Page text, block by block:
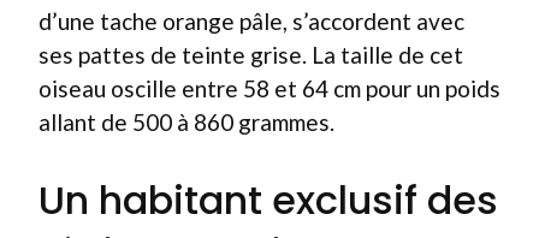
d’une tache orange pâle, s’accordent avec
ses pattes de teinte grise. La taille de cet
oiseau oscille entre 58 et 64 cm pour un poids
allant de 500 à 860 grammes.
Un habitant exclusif des